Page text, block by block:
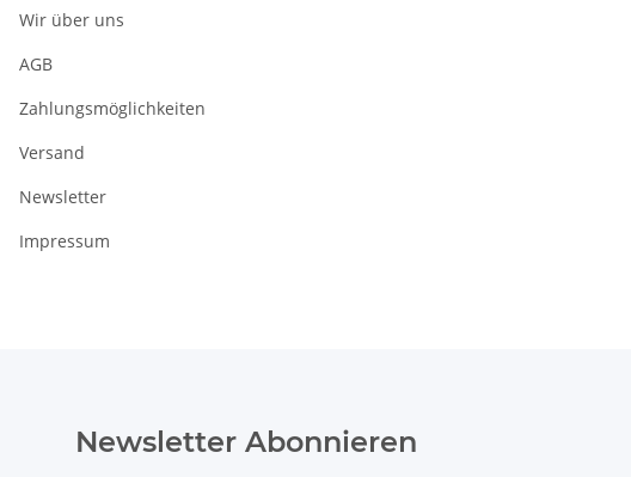
Wir über uns
AGB
Zahlungsmöglichkeiten
Versand
Newsletter
Impressum
Newsletter Abonnieren